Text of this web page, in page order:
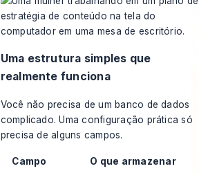
Uma estrutura simples que
realmente funciona
Você não precisa de um banco de dados
complicado. Uma configuração prática só
precisa de alguns campos.
Campo
O que armazenar